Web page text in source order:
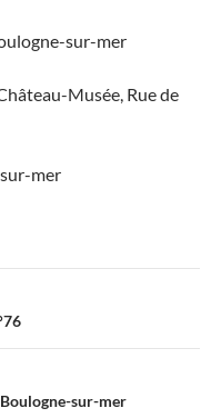
sur-mer
Musée, Rue de
mer
sur-mer